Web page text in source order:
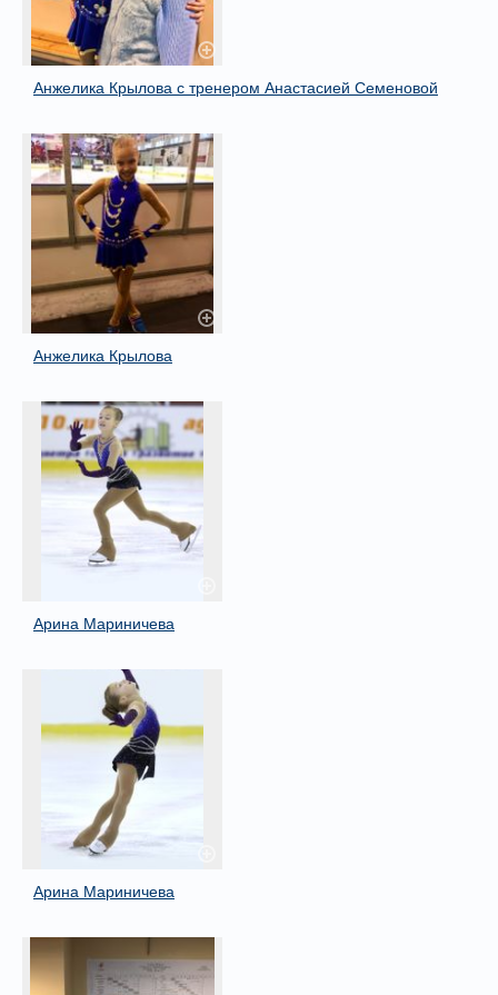
Анжелика Крылова с тренером Анастасией Семеновой
Анжелика Крылова
Арина Мариничева
Арина Мариничева